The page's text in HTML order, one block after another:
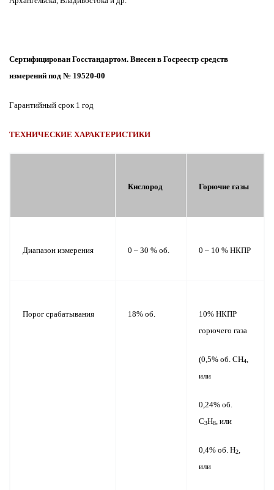
Сертифицирован Госстандартом. Внесен в Госреестр средств
измерений под № 19520-00
Гарантийный срок 1 год
ТЕХНИЧЕСКИЕ ХАРАКТЕРИСТИКИ
Кислород Горючие газы
Диапазон измерения 0 – 30 % об. 0 – 10 % НКПР
Порог срабатывания 18% об.
10% НКПР
горючего газа
(0,5% об. СН4
или
0,24% об.
С3Н8 , или
0,4% об. Н2
или